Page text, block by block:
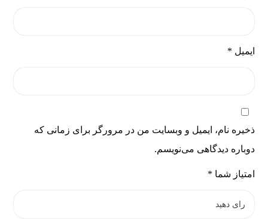
ایمیل *
ذخیره نام، ایمیل و وبسایت من در مرورگر برای زمانی که
دوباره دیدگاهی می‌نویسم.
امتیاز شما *